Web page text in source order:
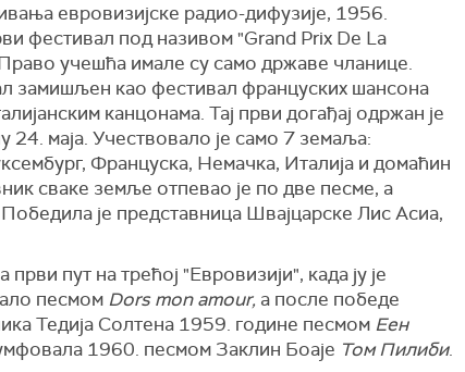
евровизијске радио-дифузије, 1956.
фестивал под називом "Grand Prix De La
учешћа имале су само државе чланице.
замишљен као фестивал француских шансона
канцонама. Тај први догађај одржан је
24. маја. Учествовало је само 7 земаља:
Француска, Немачка, Италија и домаћин
сваке земље отпевао је по две песме, а
Победила је представница Швајцарске Лис Асиа,
пут на трећој "Евровизији", када ју је
песмом Dors mon amour, а после победе
Тедија Солтена 1959. године песмом Еен
1960. песмом Заклин Боаје Том Пилиби.